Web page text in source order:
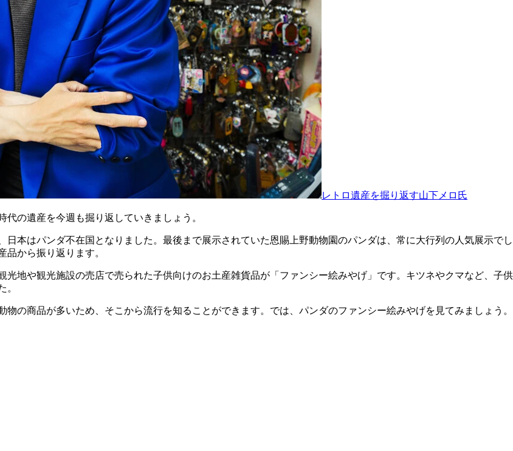
レトロ遺産を掘り返す山下メロ氏
の遺産を今週も掘り返していきましょう。
本はパンダ不在国となりました。最後まで展示されていた恩賜上野動物園のパンダは、常に大行列の人気展示でし
から振り返ります。
光地や観光施設の売店で売られた子供向けのお土産雑貨品が「ファンシー絵みやげ」です。キツネやクマなど、子供
。
の商品が多いため、そこから流行を知ることができます。では、パンダのファンシー絵みやげを見てみましょう。